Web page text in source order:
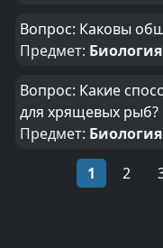
Вопрос: Каковы
Предмет:
Вопрос: Какие
для хрящевых рыб?
Предмет:
1
2